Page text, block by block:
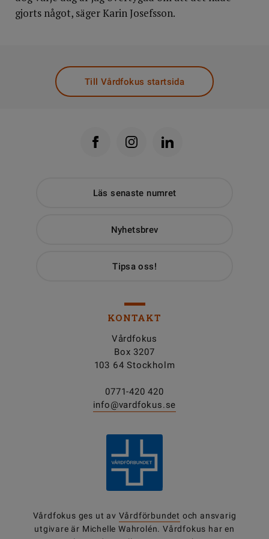
gjorts något, säger Karin Josefsson.
Till Vårdfokus startsida
Läs senaste numret
Nyhetsbrev
Tipsa oss!
KONTAKT
Vårdfokus
Box 3207
103 64 Stockholm
0771-420 420
info@vardfokus.se
Vårdfokus ges ut av Vårdförbundet och ansvarig
utgivare är Michelle Wahrolén. Vårdfokus har en